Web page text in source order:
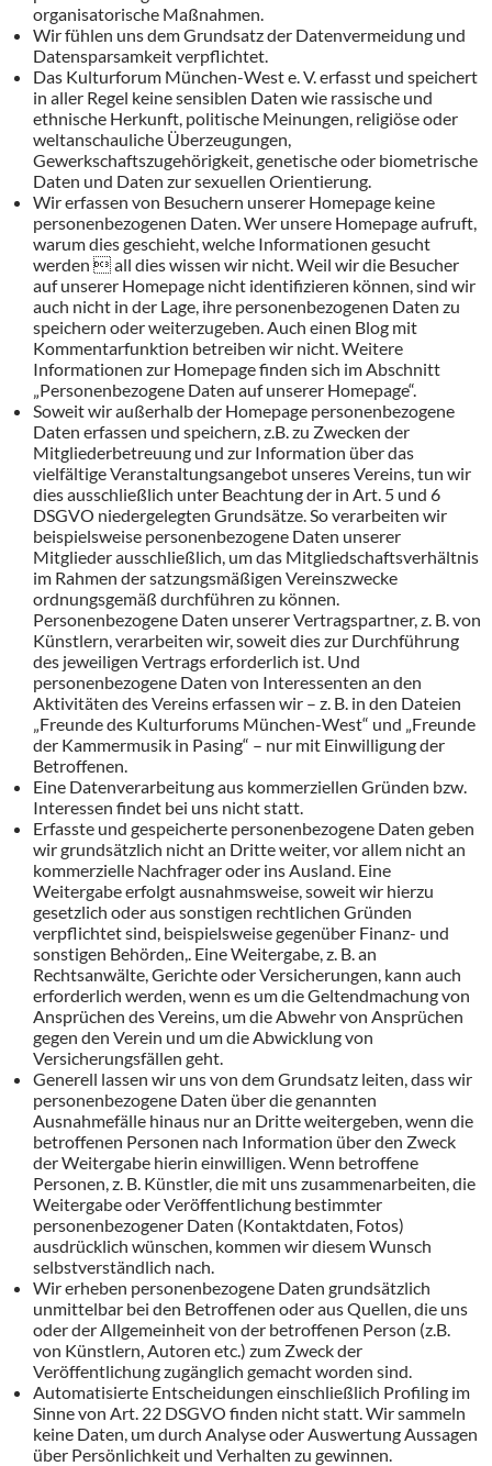
organisatorische Maßnahmen.
Wir fühlen uns dem Grundsatz der Datenvermeidung und
Datensparsamkeit verpflichtet.
Das Kulturforum München-West e. V. erfasst und speichert
in aller Regel keine sensiblen Daten wie rassische und
ethnische Herkunft, politische Meinungen, religiöse oder
weltanschauliche Überzeugungen,
Gewerkschaftszugehörigkeit, genetische oder biometrische
Daten und Daten zur sexuellen Orientierung.
Wir erfassen von Besuchern unserer Homepage keine
personenbezogenen Daten. Wer unsere Homepage aufruft,
warum dies geschieht, welche Informationen gesucht
werden  all dies wissen wir nicht. Weil wir die Besucher
auf unserer Homepage nicht identifizieren können, sind wir
auch nicht in der Lage, ihre personenbezogenen Daten zu
speichern oder weiterzugeben. Auch einen Blog mit
Kommentarfunktion betreiben wir nicht. Weitere
Informationen zur Homepage finden sich im Abschnitt
„Personenbezogene Daten auf unserer Homepage“.
Soweit wir außerhalb der Homepage personenbezogene
Daten erfassen und speichern, z.B. zu Zwecken der
Mitgliederbetreuung und zur Information über das
vielfältige Veranstaltungsangebot unseres Vereins, tun wir
dies ausschließlich unter Beachtung der in Art. 5 und 6
DSGVO niedergelegten Grundsätze. So verarbeiten wir
beispielsweise personenbezogene Daten unserer
Mitglieder ausschließlich, um das Mitgliedschaftsverhältnis
im Rahmen der satzungsmäßigen Vereinszwecke
ordnungsgemäß durchführen zu können.
Personenbezogene Daten unserer Vertragspartner, z. B. von
Künstlern, verarbeiten wir, soweit dies zur Durchführung
des jeweiligen Vertrags erforderlich ist. Und
personenbezogene Daten von Interessenten an den
Aktivitäten des Vereins erfassen wir – z. B. in den Dateien
„Freunde des Kulturforums München-West“ und „Freunde
der Kammermusik in Pasing“ – nur mit Einwilligung der
Betroffenen.
Eine Datenverarbeitung aus kommerziellen Gründen bzw.
Interessen findet bei uns nicht statt.
Erfasste und gespeicherte personenbezogene Daten geben
wir grundsätzlich nicht an Dritte weiter, vor allem nicht an
kommerzielle Nachfrager oder ins Ausland. Eine
Weitergabe erfolgt ausnahmsweise, soweit wir hierzu
gesetzlich oder aus sonstigen rechtlichen Gründen
verpflichtet sind, beispielsweise gegenüber Finanz- und
sonstigen Behörden,. Eine Weitergabe, z. B. an
Rechtsanwälte, Gerichte oder Versicherungen, kann auch
erforderlich werden, wenn es um die Geltendmachung von
Ansprüchen des Vereins, um die Abwehr von Ansprüchen
gegen den Verein und um die Abwicklung von
Versicherungsfällen geht.
Generell lassen wir uns von dem Grundsatz leiten, dass wir
personenbezogene Daten über die genannten
Ausnahmefälle hinaus nur an Dritte weitergeben, wenn die
betroffenen Personen nach Information über den Zweck
der Weitergabe hierin einwilligen. Wenn betroffene
Personen, z. B. Künstler, die mit uns zusammenarbeiten, die
Weitergabe oder Veröffentlichung bestimmter
personenbezogener Daten (Kontaktdaten, Fotos)
ausdrücklich wünschen, kommen wir diesem Wunsch
selbstverständlich nach.
Wir erheben personenbezogene Daten grundsätzlich
unmittelbar bei den Betroffenen oder aus Quellen, die uns
oder der Allgemeinheit von der betroffenen Person (z.B.
von Künstlern, Autoren etc.) zum Zweck der
Veröffentlichung zugänglich gemacht worden sind.
Automatisierte Entscheidungen einschließlich Profiling im
Sinne von Art. 22 DSGVO finden nicht statt. Wir sammeln
keine Daten, um durch Analyse oder Auswertung Aussagen
über Persönlichkeit und Verhalten zu gewinnen.